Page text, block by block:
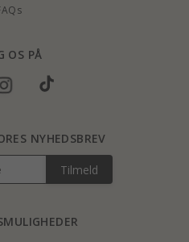
OS PÅ
NYHEDSBREV
Tilmeld